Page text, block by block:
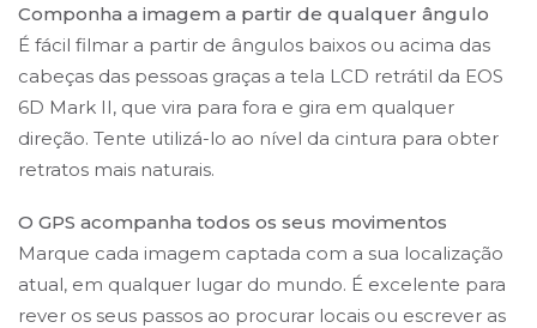
Componha a imagem a partir de qualquer ângulo
É fácil filmar a partir de ângulos baixos ou acima das
cabeças das pessoas graças a tela LCD retrátil da EOS
6D Mark II, que vira para fora e gira em qualquer
direção. Tente utilizá-lo ao nível da cintura para obter
retratos mais naturais.
O GPS acompanha todos os seus movimentos
Marque cada imagem captada com a sua localização
atual, em qualquer lugar do mundo. É excelente para
rever os seus passos ao procurar locais ou escrever as